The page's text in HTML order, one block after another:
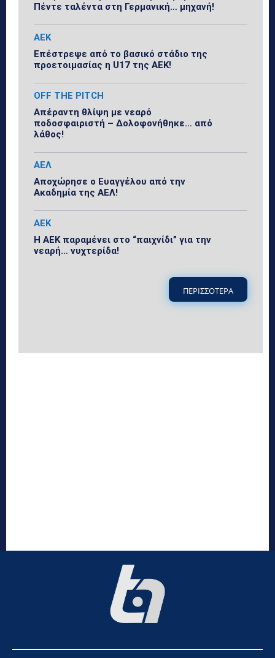
Πέντε ταλέντα στη Γερμανική… μηχανή!
ΑΕΚ
Επέστρεψε από το βασικό στάδιο της
προετοιμασίας η U17 της ΑΕΚ!
OFF THE PITCH
Απέραντη θλίψη με νεαρό
ποδοσφαιριστή – Δολοφονήθηκε… από
λάθος!
ΑΕΛ
Αποχώρησε ο Ευαγγέλου από την
Ακαδημία της ΑΕΛ!
ΑΕΚ
Η ΑΕΚ παραμένει στο “παιχνίδι” για την
νεαρή… νυχτερίδα!
ΠΕΡΙΣΣΟΤΕΡΑ